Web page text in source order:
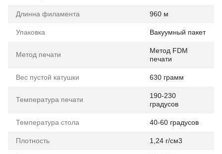
Длинна филамента 960 м
Упаковка Вакуумный пакет
Метод печати
Метод FDM
печати
Вес пустой катушки 630 грамм
Температура печати
190-230
градусов
Температура стола 40-60 градусов
Плотность 1,24 г/см3